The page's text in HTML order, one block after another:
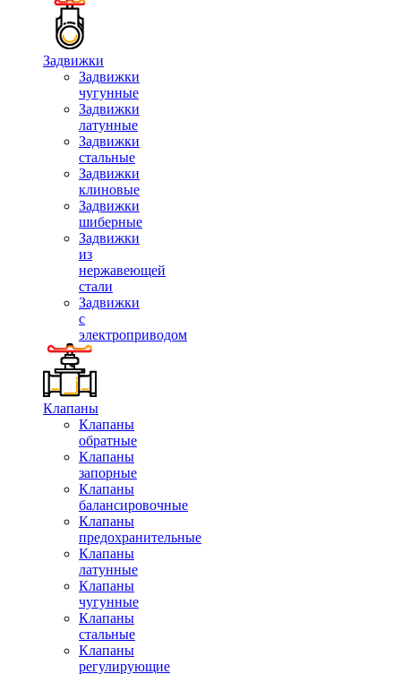
Задвижки
Задвижки
чугунные
Задвижки
латунные
Задвижки
стальные
Задвижки
клиновые
Задвижки
шиберные
Задвижки
из
нержавеющей
стали
Задвижки
с
электроприводом
Клапаны
Клапаны
обратные
Клапаны
запорные
Клапаны
балансировочные
Клапаны
предохранительные
Клапаны
латунные
Клапаны
чугунные
Клапаны
стальные
Клапаны
регулирующие